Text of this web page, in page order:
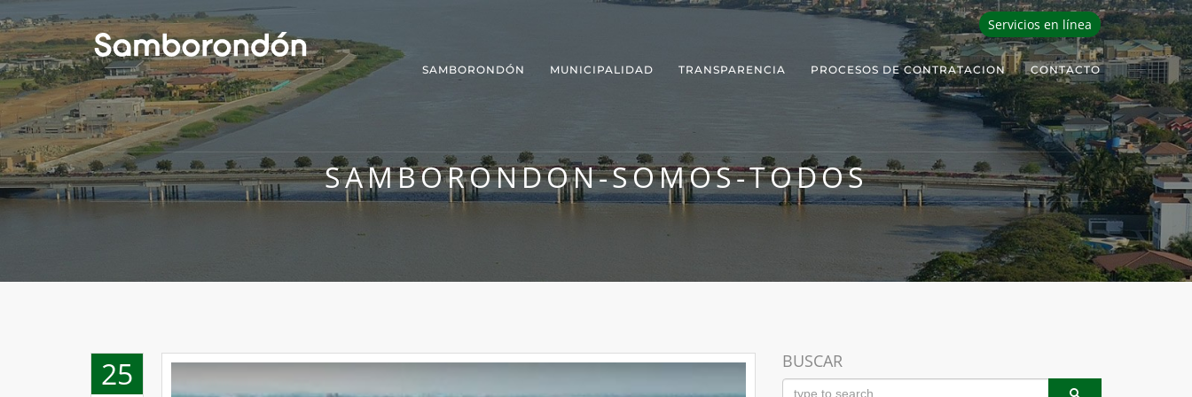
Servicios en línea
SAMBORONDÓN MUNICIPALIDAD TRANSPARENCIA PROCESOS DE CONTRATACION CONTACTO
SAMBORONDON-SOMOS-TODOS
25 BUSCAR